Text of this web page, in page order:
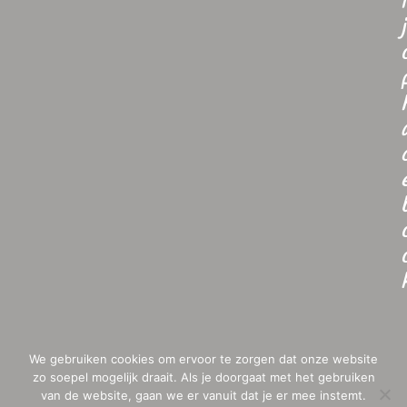
j
We gebruiken cookies om ervoor te zorgen dat onze website
zo soepel mogelijk draait. Als je doorgaat met het gebruiken
van de website, gaan we er vanuit dat je er mee instemt.